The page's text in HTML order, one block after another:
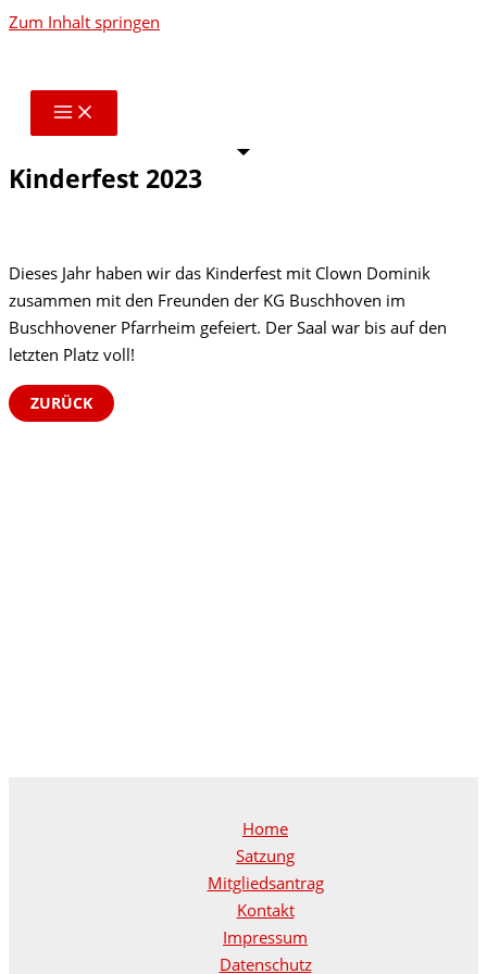
Zum Inhalt springen
Kinderfest 2023
Dieses Jahr haben wir das Kinderfest mit Clown Dominik
zusammen mit den Freunden der KG Buschhoven im
Buschhovener Pfarrheim gefeiert. Der Saal war bis auf den
letzten Platz voll!
Home
Satzung
Mitgliedsantrag
Kontakt
Impressum
Datenschutz